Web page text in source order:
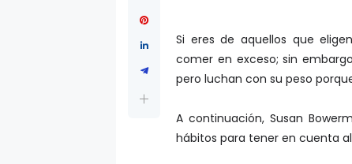
Si eres de aquellos que
comer en exceso; sin
pero luchan con su peso
A continuación, Susan
hábitos para tener en cuenta